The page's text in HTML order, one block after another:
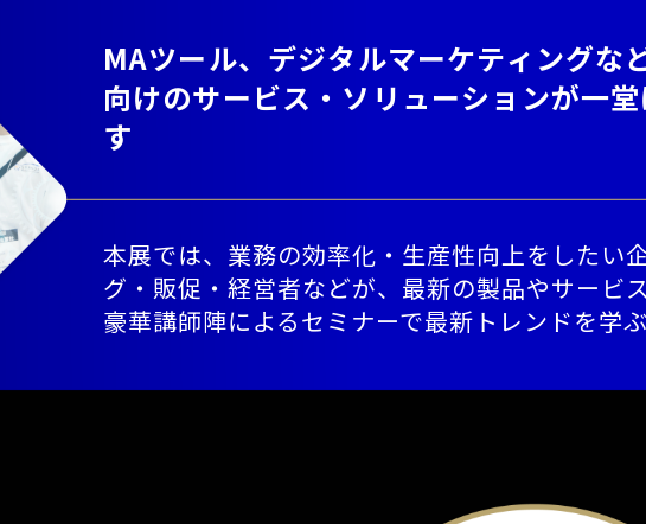
MAツール、デジタルマーケティングな
向けのサービス・ソリューションが一
す
本展では、業務の効率化・生産性向上をしたい
グ・販促・経営者などが、最新の製品やサービ
豪華講師陣によるセミナーで最新トレンドを学ぶ